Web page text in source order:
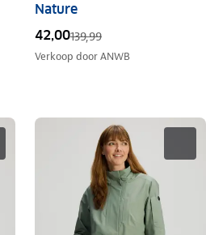
Nature
42,00139,99
Verkoop doorANWB